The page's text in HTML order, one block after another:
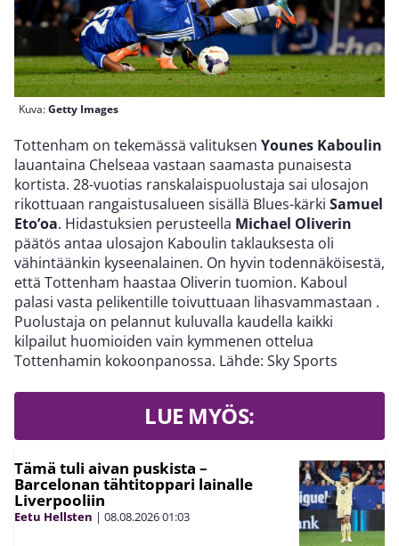
Kuva:Getty Images
Tottenham on tekemässä valituksen Younes Kaboulin
lauantaina Chelseaa vastaan saamasta punaisesta
kortista. 28-vuotias ranskalaispuolustaja sai ulosajon
rikottuaan rangaistusalueen sisällä Blues-kärki Samuel
Eto’oa. Hidastuksien perusteella Michael Oliverin
päätös antaa ulosajon Kaboulin taklauksesta oli
vähintäänkin kyseenalainen. On hyvin todennäköisestä,
että Tottenham haastaa Oliverin tuomion. Kaboul
palasi vasta pelikentille toivuttuaan lihasvammastaan .
Puolustaja on pelannut kuluvalla kaudella kaikki
kilpailut huomioiden vain kymmenen ottelua
Tottenhamin kokoonpanossa. Lähde: Sky Sports
LUE MYÖS:
Tämä tuli aivan puskista –
Barcelonan tähtitoppari lainalle
Liverpooliin
Eetu Hellsten | 08.08.202601:03